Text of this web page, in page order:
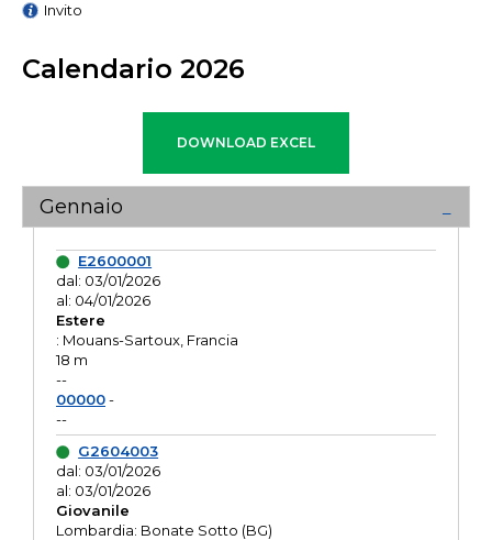
Invito
Calendario 2026
Gennaio
E2600001
dal: 03/01/2026
al: 04/01/2026
Estere
: Mouans-Sartoux, Francia
18 m
--
00000-
--
G2604003
dal: 03/01/2026
al: 03/01/2026
Giovanile
Lombardia: Bonate Sotto (BG)